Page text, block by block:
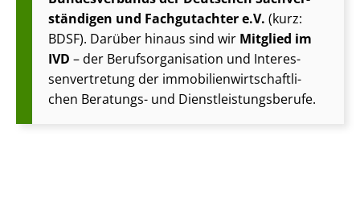
stän­di­gen und Fachgutachter e.V. (kurz:
BDSF). Darüber hinaus sind wir Mitglied im
IVD – der Be­rufs­or­ga­ni­sa­ti­on und In­ter­es­
sen­ver­tre­tung der im­mo­bi­li­en­wirt­schaft­li­
chen Beratungs- und Dienst­leis­tungs­be­ru­fe.